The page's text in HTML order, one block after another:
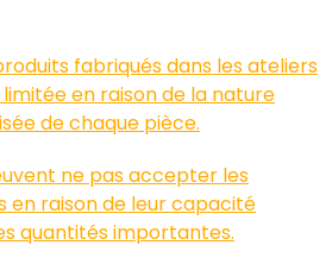
fabriqués dans les ateliers
en raison de la nature
de chaque pièce.
ne pas accepter les
en raison de leur capacité
quantités importantes.